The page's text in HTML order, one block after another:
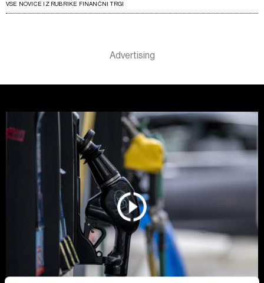
VSE NOVICE IZ RUBRIKE FINANČNI TRGI